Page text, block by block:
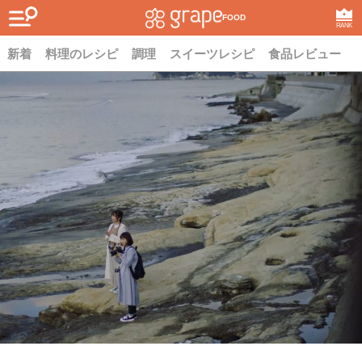
FOOD
RANK
新着 料理のレシピ 調理 スイーツレシピ 食品レビュー